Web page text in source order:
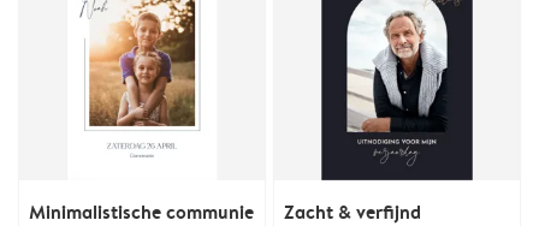
Minimalistische communie Zacht & verfijnd